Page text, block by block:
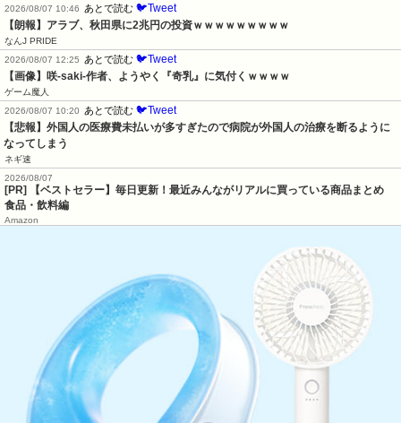
2026/08/07 10:46
あとで読む 🐦Tweet
【朗報】アラブ、秋田県に2兆円の投資ｗｗｗｗｗｗｗｗｗ
なんJ PRIDE
2026/08/07 12:25
あとで読む 🐦Tweet
【画像】咲-saki-作者、ようやく『奇乳』に気付くｗｗｗｗ
ゲーム魔人
2026/08/07 10:20
あとで読む 🐦Tweet
【悲報】外国人の医療費未払いが多すぎたので病院が外国人の治療を断るように
なってしまう
ネギ速
2026/08/07
[PR] 【ベストセラー】毎日更新！最近みんながリアルに買っている商品まとめ
食品・飲料編
Amazon